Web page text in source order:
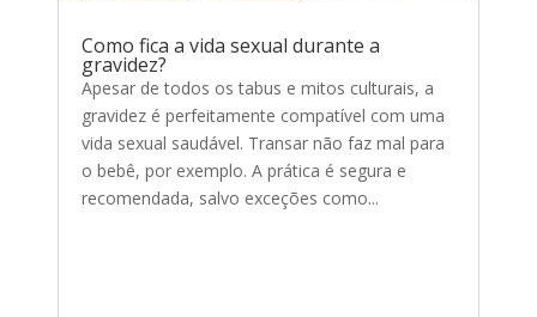
Como fica a vida sexual durante a
gravidez?
Apesar de todos os tabus e mitos culturais, a
gravidez é perfeitamente compatível com uma
vida sexual saudável. Transar não faz mal para
o bebê, por exemplo. A prática é segura e
recomendada, salvo exceções como...